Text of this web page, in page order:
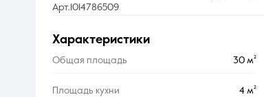
характеристики
Общая площадь 30 м²
Площадь кухни 4 м²
Арт.1014786509